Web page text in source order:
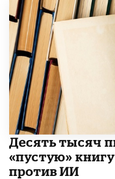
Десять тысяч
«пустую»
против ИИ